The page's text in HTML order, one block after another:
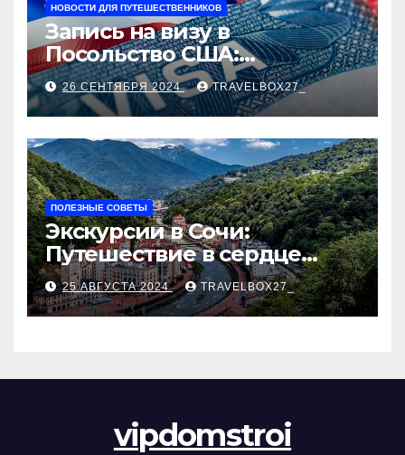
НОВОСТИ ДЛЯ ПУТЕШЕСТВЕННИКОВ
Запись на визу в
Посольство США:
Пошаговое руководство
26 СЕНТЯБРЯ 2024 TRAVELBOX27_
ПОЛЕЗНЫЕ СОВЕТЫ
Экскурсии в Сочи:
Путешествие в сердце
Черноморского курорта
25 АВГУСТА 2024 TRAVELBOX27_
vipdomstroi